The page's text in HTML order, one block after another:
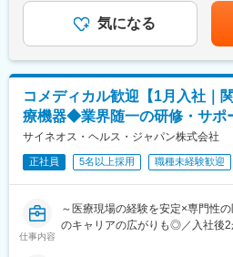
2カ月の集中研修で業界の基礎か
の方でも安心して挑戦できます。
営業職ならではの「提案スキル」
医師などに提案するため、市場で
ています。
・MRとは
主に医師や薬剤師等へ、担当製品
設の患者様に応じた情報提供や、
行います。
■ 丁寧な研修・支援体制
動・四半期一時金：10万円（四半
だし支給条件有。他、永続勤務報
勤務10万円…）ございます。賃金
り、選考を通じて上下する可能性
当を含めた表記です。
気になる
コメディカル歓迎【1月入社｜
療機器◆業界随一の研修・サポ
サイネオス・ヘルス・ジャパン株式会社
正社員 5名以上採用 職種未経験歓迎
仕事内容
～医療現場の経験を安定×専門性
のキャリアの広がりも◎／入社後